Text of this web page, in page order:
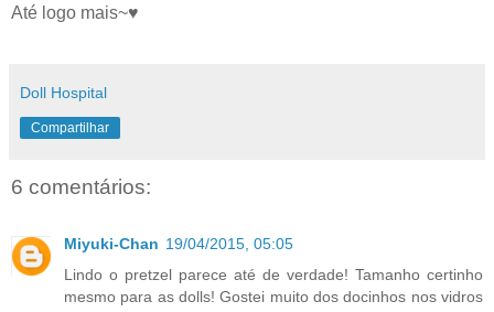
Até logo mais~♥
Doll Hospital
Compartilhar
6 comentários:
Miyuki-Chan 19/04/2015, 05:05
Lindo o pretzel parece até de verdade! Tamanho certinho
mesmo para as dolls! Gostei muito dos docinhos nos vidros